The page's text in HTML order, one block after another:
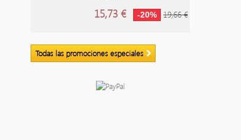
15,73 € -20% 19,66 €
Todas las promociones especiales